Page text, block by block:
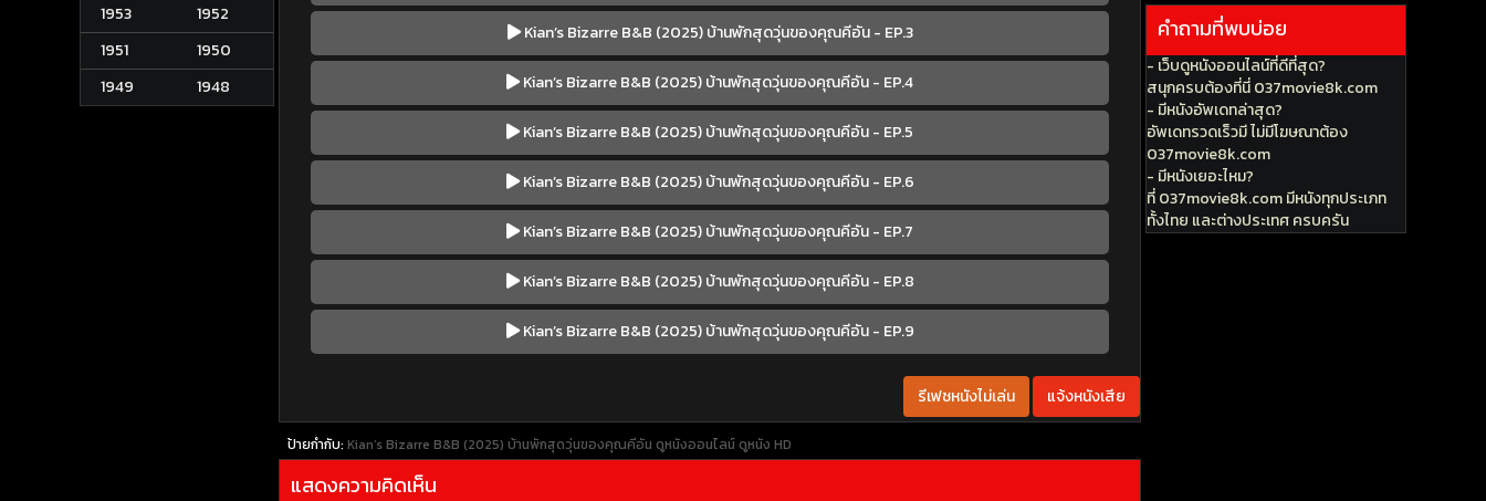
1953
1952
1951
1950
1949
1948
Kian’s Bizarre B&B (2025) บ้านพักสุดวุ่นของคุณคีอัน - EP.3
Kian’s Bizarre B&B (2025) บ้านพักสุดวุ่นของคุณคีอัน - EP.4
Kian’s Bizarre B&B (2025) บ้านพักสุดวุ่นของคุณคีอัน - EP.5
Kian’s Bizarre B&B (2025) บ้านพักสุดวุ่นของคุณคีอัน - EP.6
Kian’s Bizarre B&B (2025) บ้านพักสุดวุ่นของคุณคีอัน - EP.7
Kian’s Bizarre B&B (2025) บ้านพักสุดวุ่นของคุณคีอัน - EP.8
Kian’s Bizarre B&B (2025) บ้านพักสุดวุ่นของคุณคีอัน - EP.9
รีเฟชหนังไม่เล่น แจ้งหนังเสีย
ป้ายกำกับ: Kian’s Bizarre B&B (2025) บ้านพักสุดวุ่นของคุณคีอัน ดูหนังออนไลน์ ดูหนัง HD
แสดงความคิดเห็น
คำถามที่พบบ่อย
- เว็บดูหนังออนไลน์ที่ดีที่สุด?
สนุกครบต้องที่นี่ 037movie8k.com
- มีหนังอัพเดทล่าสุด?
อัพเดทรวดเร็วมี ไม่มีโฆษณาต้อง
037movie8k.com
- มีหนังเยอะไหม?
ที่ 037movie8k.com มีหนังทุกประเภท
ทั้งไทย และต่างประเทศ ครบครัน